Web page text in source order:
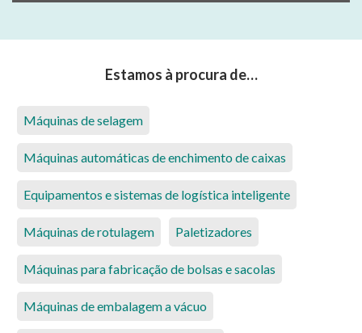
Estamos à procura de…
Máquinas de selagem
Máquinas automáticas de enchimento de caixas
Equipamentos e sistemas de logística inteligente
Máquinas de rotulagem Paletizadores
Máquinas para fabricação de bolsas e sacolas
Máquinas de embalagem a vácuo